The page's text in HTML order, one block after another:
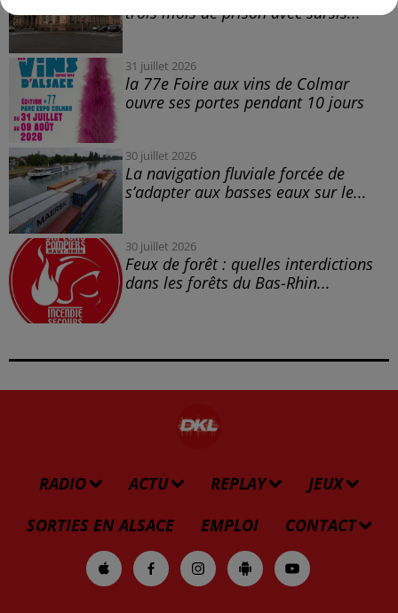
trois mois de prison avec sursis...
31 juillet 2026
la 77e Foire aux vins de Colmar
ouvre ses portes pendant 10 jours
30 juillet 2026
La navigation fluviale forcée de
s’adapter aux basses eaux sur le...
30 juillet 2026
Feux de forêt : quelles interdictions
dans les forêts du Bas-Rhin...
RADIO ACTU REPLAY
JEUX
SORTIES EN ALSACE
EMPLOI CONTACT